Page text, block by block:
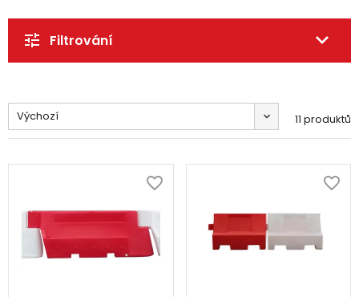
Filtrování
Výchozí 11 produktů